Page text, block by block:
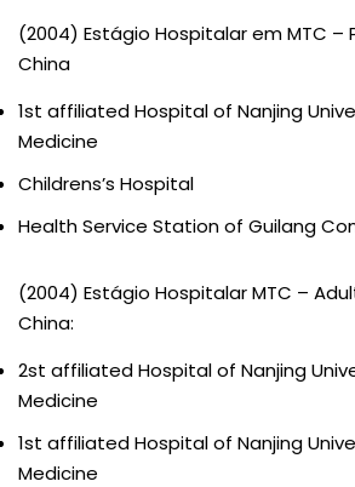
(2004) Estágio Hospitalar em MTC –
China
1st affiliated Hospital of Nanjing
Medicine
Childrens’s Hospital
Health Service Station of Guilang
(2004) Estágio Hospitalar MTC –
China:
2st affiliated Hospital of Nanjing
Medicine
1st affiliated Hospital of Nanjing
Medicine